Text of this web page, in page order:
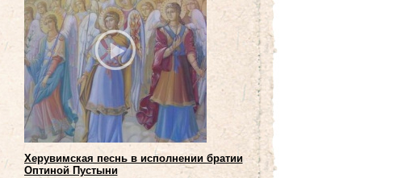
Херувимская песнь в исполнении братии
Оптиной Пустыни